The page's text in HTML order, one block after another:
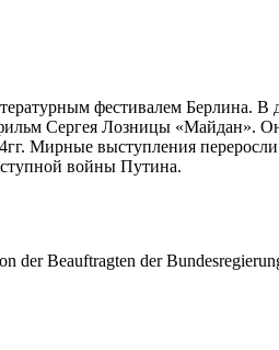
фестивалем Берлина. В
Сергея Лозницы «Майдан».
Мирные выступления
войны Путина.
der Beauftragten der